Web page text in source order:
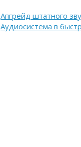
Апгрейд штатного
Аудиосистема в